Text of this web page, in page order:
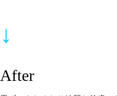
↓
After